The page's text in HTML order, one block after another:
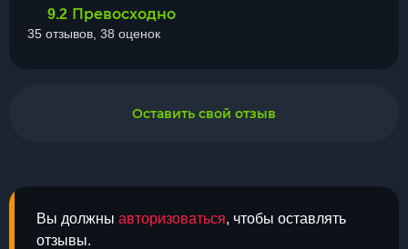
Вы должны авторизоваться, чтобы оставлять
отзывы.
9.2 Превосходно
35 отзывов, 38 оценок
Оставить свой отзыв